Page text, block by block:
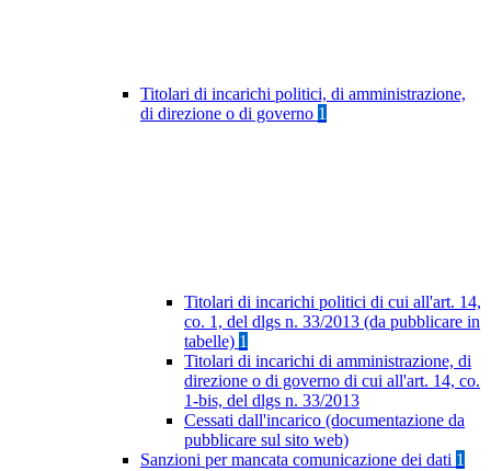
Titolari di incarichi politici, di amministrazione,
di direzione o di governo 1
Titolari di incarichi politici di cui all'art. 14,
co. 1, del dlgs n. 33/2013 (da pubblicare in
tabelle) 1
Titolari di incarichi di amministrazione, di
direzione o di governo di cui all'art. 14, co.
1-bis, del dlgs n. 33/2013
Cessati dall'incarico (documentazione da
pubblicare sul sito web)
Sanzioni per mancata comunicazione dei dati 1